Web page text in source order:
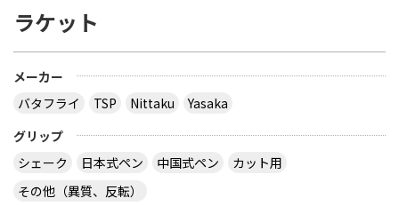
ラケット
メーカー
バタフライ
TSP Nittaku
Yasaka
グリップ
シェーク
日本式ペン 中国式ペン
カット用
その他（異質、反転）